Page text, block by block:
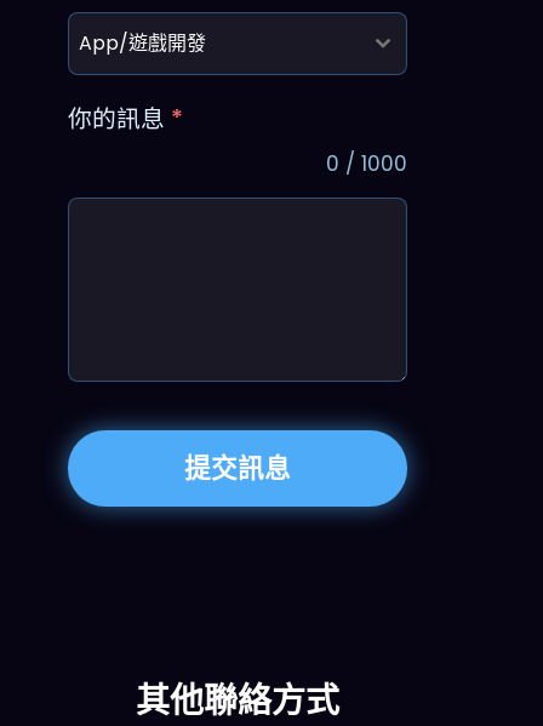
App/遊戲開發
你的訊息 *
0 / 1000
提交訊息
其他聯絡方式